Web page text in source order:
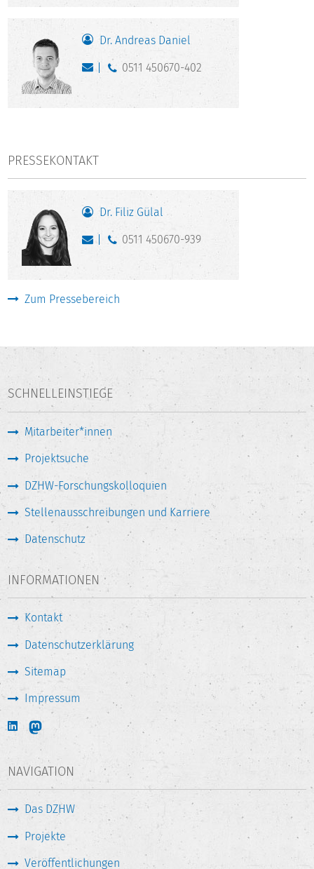
Dr. Andreas Daniel
0511 450670-402
PRESSEKONTAKT
Dr. Filiz Gülal
0511 450670-939
Zum Pressebereich
SCHNELLEINSTIEGE
Mitarbeiter*innen
Projektsuche
DZHW-Forschungskolloquien
Stellenausschreibungen und Karriere
Datenschutz
INFORMATIONEN
Kontakt
Datenschutzerklärung
Sitemap
Impressum
NAVIGATION
Das DZHW
Projekte
Veröffentlichungen